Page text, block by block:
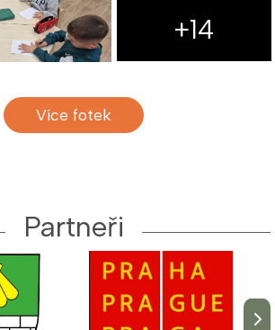
+14
Více fotek
Partneři